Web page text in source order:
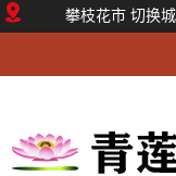
攀枝花市 切换